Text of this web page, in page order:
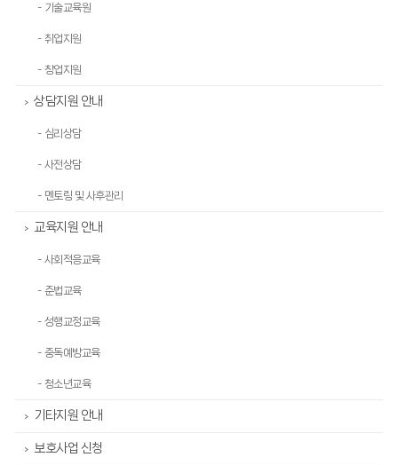
- 기술교육원
- 취업지원
- 창업지원
> 상담지원 안내
- 심리상담
- 사전상담
- 멘토링 및 사후관리
> 교육지원 안내
- 사회적응교육
- 준법교육
- 성행교정교육
- 중독예방교육
- 청소년교육
> 기타지원 안내
> 보호사업 신청